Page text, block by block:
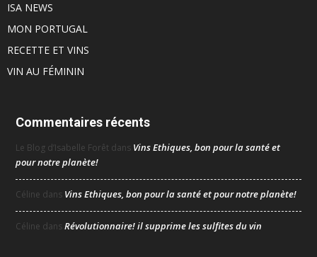
ISA NEWS
MON PORTUGAL
RECETTE ET VINS
VIN AU FÉMININ
Commentaires récents
Le Blog d’Isabelle Forêt dans Vins Ethiques, bon pour la santé et
pour notre planète!
Céline dans Vins Ethiques, bon pour la santé et pour notre planète!
Céline dansRévolutionnaire! il supprime les sulfites du vin